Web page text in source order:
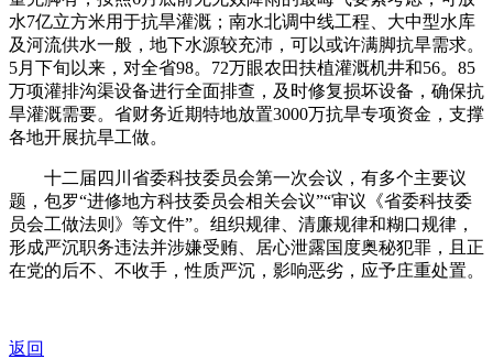
水7亿立方米用于抗旱灌溉；南水北调中线工程、大中型水库
及河流供水一般，地下水源较充沛，可以或许满脚抗旱需求。
5月下旬以来，对全省98。72万眼农田扶植灌溉机井和56。85
万项灌排沟渠设备进行全面排查，及时修复损坏设备，确保抗
旱灌溉需要。省财务近期特地放置3000万抗旱专项资金，支撑
各地开展抗旱工做。
十二届四川省委科技委员会第一次会议，有多个主要议
题，包罗“进修地方科技委员会相关会议”“审议《省委科技委
员会工做法则》等文件”。组织规律、清廉规律和糊口规律，
形成严沉职务违法并涉嫌受贿、居心泄露国度奥秘犯罪，且正
在党的后不、不收手，性质严沉，影响恶劣，应予庄重处置。
返回